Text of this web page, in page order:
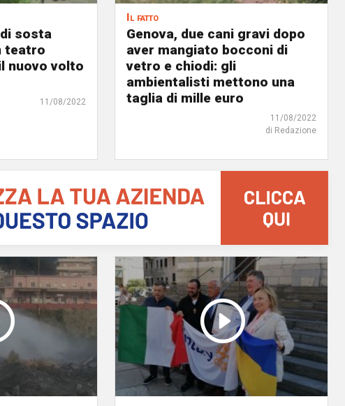
sosta
teatro
nuovo volto
11/08/2022
Il fatto
Genova, due cani gravi dopo
aver mangiato bocconi di
vetro e chiodi: gli
ambientalisti mettono una
taglia di mille euro
11/08/2022
di Redazione